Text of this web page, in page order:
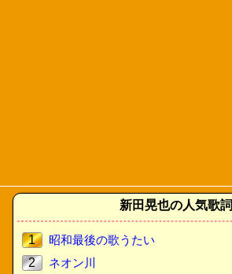
新田晃也の人気歌詞
1
昭和最後の歌うたい
2
ネオン川